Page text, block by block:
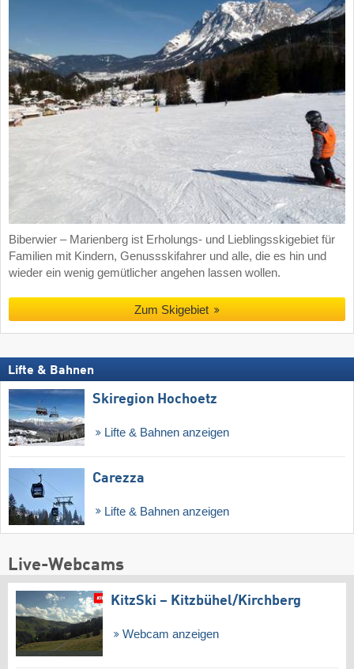
Biberwier – Marienberg ist Erholungs- und Lieblingsskigebiet für
Familien mit Kindern, Genussskifahrer und alle, die es hin und
wieder ein wenig gemütlicher angehen lassen wollen.
Zum Skigebiet
Lifte & Bahnen
Skiregion Hochoetz
Lifte & Bahnen anzeigen
Carezza
Lifte & Bahnen anzeigen
Live-Webcams
KitzSki – Kitzbühel/​Kirchberg
Webcam anzeigen